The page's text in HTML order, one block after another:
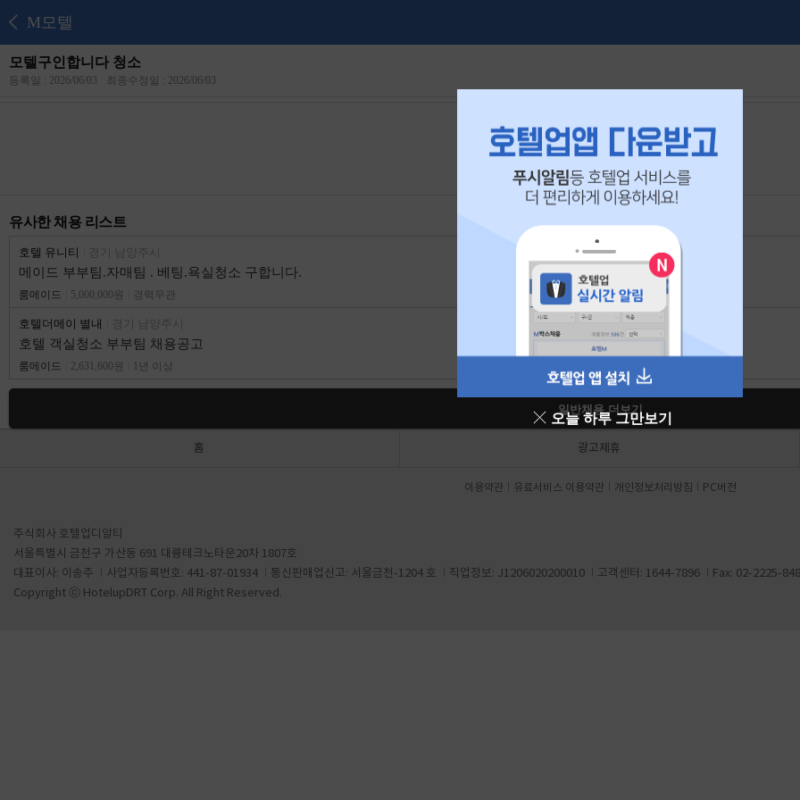
M모텔
모텔구인합니다 청소
등록일 : 2026/06/03 최종수정일 : 2026/06/03
본 공고는2026년 06월 22일 에 마감되었습니다.
유사한 채용 리스트
호텔 유니티 경기 남양주시
메이드 부부팀.자매팀 . 베팅.욕실청소 구합니다.
룸메이드 5,000,000원 경력무관
호텔더메이 별내 경기 남양주시
호텔 객실청소 부부팀 채용공고
룸메이드 2,631,600원 1년 이상
일반채용 더보기
오늘 하루 그만보기
홈 광고제휴
이용약관 유료서비스 이용약관 개인정보처리방침 PC버전
주식회사 호텔업디알티
서울특별시 금천구 가산동 691 대륭테크노타운20차 1807호
대표이사: 이송주
사업자등록번호: 441-87-01934 통신판매업신고: 서울금천-1204 호 직업정보: J1206020200010 고객센터: 1644-7896 Fax: 02-2225-
Copyright ⓒ HotelupDRT Corp. All Right Reserved.